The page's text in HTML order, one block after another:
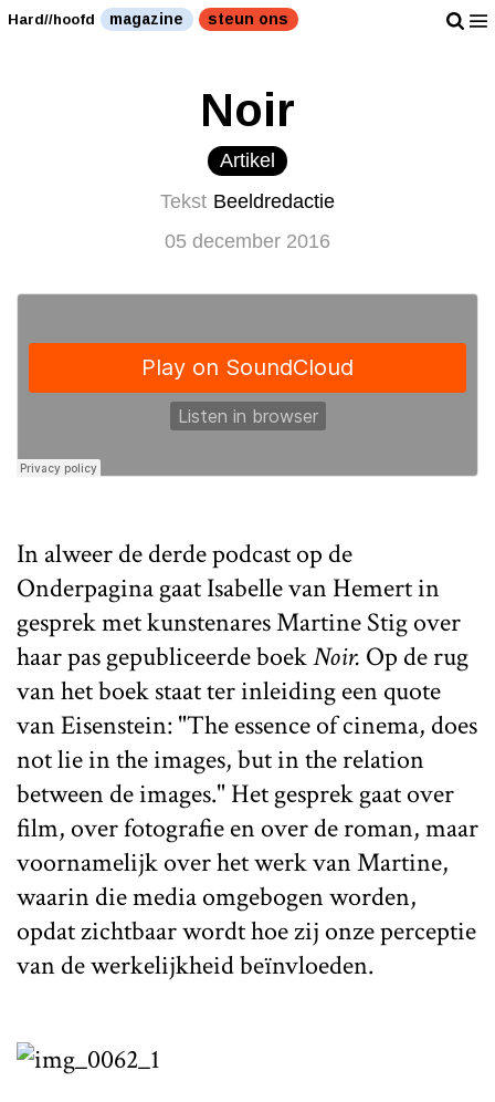
Hard//hoofd magazine steun ons
Noir
Artikel
Tekst Beeldredactie
05 december 2016
In alweer de derde podcast op de
Onderpagina gaat Isabelle van Hemert in
gesprek met kunstenares Martine Stig over
haar pas gepubliceerde boekNoir. Op de rug
van het boek staat ter inleiding een quote
van Eisenstein: "The essence of cinema, does
not lie in the images, but in the relation
between de images." Het gesprek gaat over
film, over fotografie en over de roman, maar
voornamelijk over het werk van Martine,
waarin die media omgebogen worden,
opdat zichtbaar wordt hoe zij onze perceptie
van de werkelijkheid beïnvloeden.